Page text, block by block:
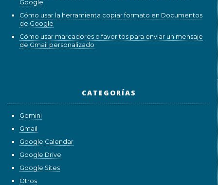
Google
Cómo usar la herramienta copiar formato en Documentos
de Google
Cómo usar marcadores o favoritos para enviar un mensaje
de Gmail personalizado
CATEGORÍAS
Gemini
Gmail
Google Calendar
Google Drive
Google Sites
Otros